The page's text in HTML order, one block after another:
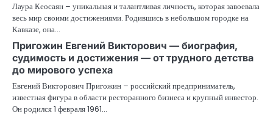
Лаура Кеосаян – уникальная и талантливая личность, которая завоевала
весь мир своими достижениями. Родившись в небольшом городке на
Кавказе, она…
Пригожин Евгений Викторович — биография,
судимость и достижения — от трудного детства
до мирового успеха
Евгений Викторович Пригожин – российский предприниматель,
известная фигура в области ресторанного бизнеса и крупный инвестор.
Он родился 1 февраля 1961…